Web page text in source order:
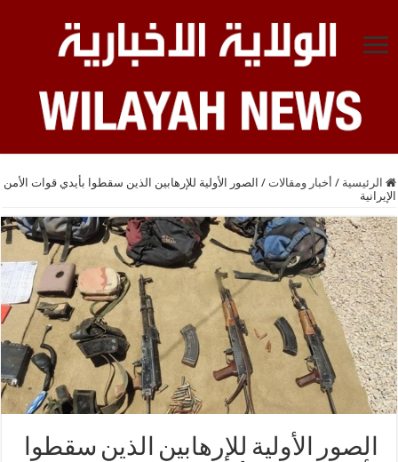
الرئيسية / أخبار ومقالات / الصور الأولية للإرهابين الذين سقطوا بأيدي قوات الأمن
الإيرانية
الصور الأولية للإرهابين الذين سقطوا